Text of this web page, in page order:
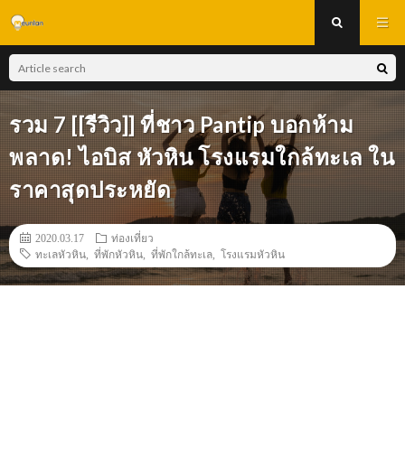
รวม 7 [[รีวิว]] ที่ชาว Pantip บอกห้าม
พลาด! ไอบิส หัวหิน โรงแรมใกล้ทะเล ใน
ราคาสุดประหยัด
2020.03.17
ท่องเที่ยว
ทะเลหัวหิน
ที่พักหัวหิน ที่พักใกล้ทะเล โรงแรมหัวหิน